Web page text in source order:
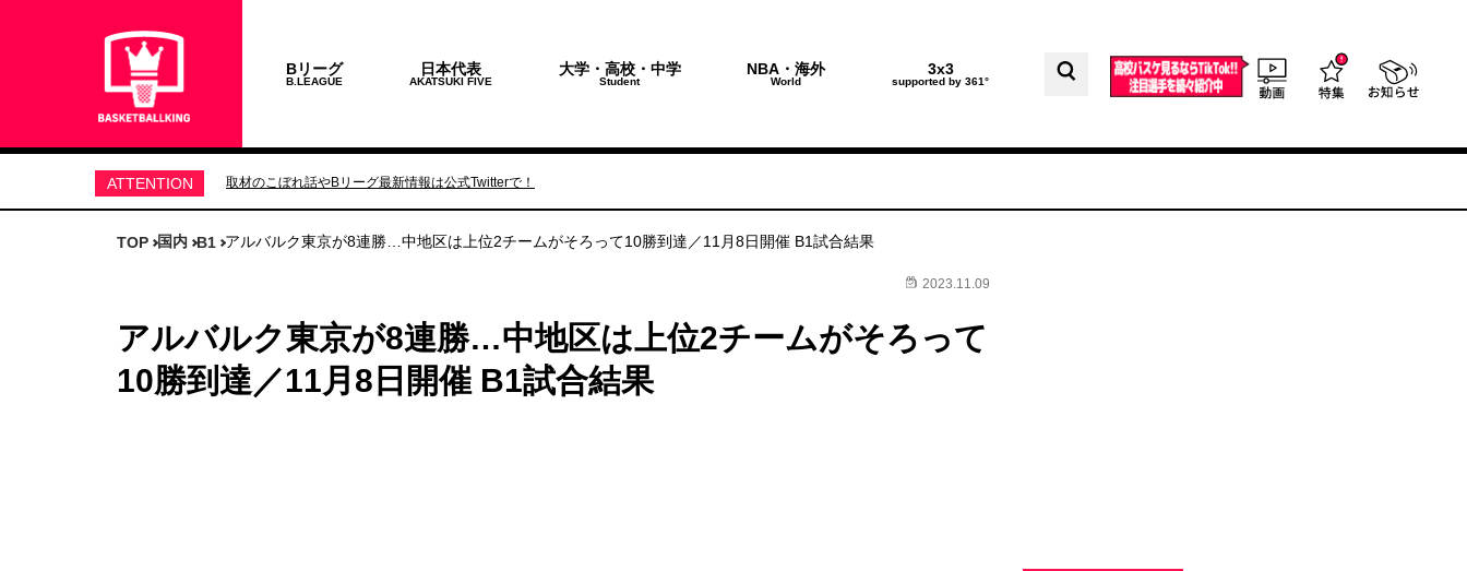
Bリーグ
B.LEAGUE
日本代表
AKATSUKI FIVE
大学・高校・中学
Student
NBA・海外
World
3x3
supported by 361°
ATTENTION 取材のこぼれ話やBリーグ最新情報は公式Twitterで！
TOP 国内 B1 アルバルク東京が8連勝…中地区は上位2チームがそろって10勝到達／11月8日開催 B1試合結果
2023.11.09
アルバルク東京が8連勝…中地区は上位2チームがそろって
10勝到達／11月8日開催 B1試合結果